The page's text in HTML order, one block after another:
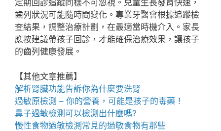
定期回診追蹤同樣不可忽視。兒童生長發育快速，
齒列狀況可能隨時間變化。專業牙醫會根據追蹤檢
查結果，調整治療計劃，在最適當時機介入。家長
應按建議帶孩子回診，才能確保治療效果，讓孩子
的齒列健康發展。
【其他文章推薦】
解析腎臟功能告訴你為什麼要洗腎
過敏原檢測 – 你的營養，可能是孩子的毒藥！
鼻子過敏檢測 可以檢測出什麼嗎?
慢性食物過敏檢測 常 見的過敏食物有那些